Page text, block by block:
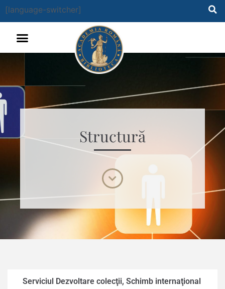
[language-switcher]
Structură
Serviciul Dezvoltare colecţii, Schimb internaţional